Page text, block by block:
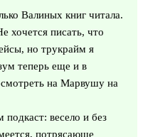
Валиных книг читала.
хочется писать, что
но трукрайм я
теперь еще и в
на Марвушу на
весело и без
потрясающе